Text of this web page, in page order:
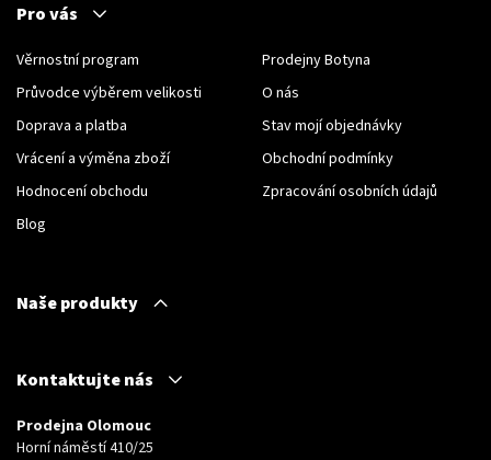
Pro vás
Věrnostní program
Průvodce výběrem velikosti
Doprava a platba
Vrácení a výměna zboží
Hodnocení obchodu
Blog
Prodejny Botyna
O nás
Stav mojí objednávky
Obchodní podmínky
Zpracování osobních údajů
Naše produkty
Kontaktujte nás
Prodejna Olomouc
Horní náměstí 410/25